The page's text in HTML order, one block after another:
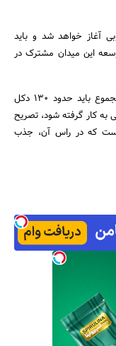
آغاز خواهد شد و باید
این میدان مشترک در
وی با بیان این که در برنامه ششم توسعه، در مجموع باید حدود 130 دکل
به کار گرفته شود، تصریح
که در راس آن، جذب